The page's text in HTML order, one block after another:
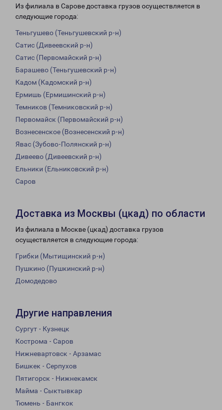
Из филиала в Сарове доставка грузов осуществляется в
следующие города:
Теньгушево (Теньгушевский р-н)
Сатис (Дивеевский р-н)
Сатис (Первомайский р-н)
Барашево (Теньгушевский р-н)
Кадом (Кадомский р-н)
Ермишь (Ермишинский р-н)
Темников (Темниковский р-н)
Первомайск (Первомайский р-н)
Вознесенское (Вознесенский р-н)
Явас (Зубово-Полянский р-н)
Дивеево (Дивеевский р-н)
Ельники (Ельниковский р-н)
Саров
Доставка из Москвы (цкад) по области
Из филиала в Москве (цкад) доставка грузов
осуществляется в следующие города:
Грибки (Мытищинский р-н)
Пушкино (Пушкинский р-н)
Домодедово
Другие направления
Сургут - Кузнецк
Кострома - Саров
Нижневартовск - Арзамас
Бишкек - Серпухов
Пятигорск - Нижнекамск
Майма - Сыктывкар
Тюмень - Бангкок